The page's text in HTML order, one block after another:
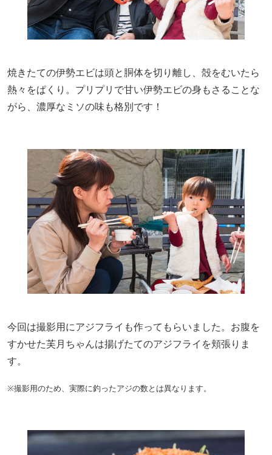
焼きたての伊勢エビは頭と胴体を切り離し、殻をむいたら
熱々をぱくり。プリプリで甘い伊勢エビの身もさることな
がら、濃厚なミソの味も格別です！
今回は撮影用にアジフライも作ってもらいました。お腹を
すかせた芙月ちゃんは揚げたてのアジフライを頬張りま
す。
※撮影用のため、実際に釣ったアジの数とは異なります。